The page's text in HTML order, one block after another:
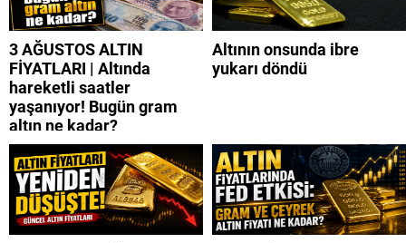
3 AĞUSTOS ALTIN
FİYATLARI | Altında
hareketli saatler
yaşanıyor! Bugün gram
altın ne kadar?
Altının onsunda ibre
yukarı döndü